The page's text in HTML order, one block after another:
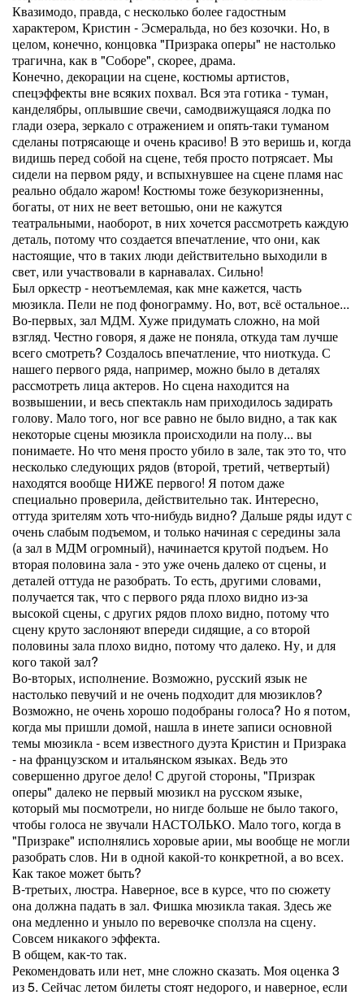
Квазимодо, правда, с несколько более гадостным
характером, Кристин - Эсмеральда, но без козочки. Но, в
целом, конечно, концовка "Призрака оперы" не настолько
трагична, как в "Соборе", скорее, драма.
Конечно, декорации на сцене, костюмы артистов,
спецэффекты вне всяких похвал. Вся эта готика - туман,
канделябры, оплывшие свечи, самодвижущаяся лодка по
глади озера, зеркало с отражением и опять-таки туманом
сделаны потрясающе и очень красиво! В это веришь и, когда
видишь перед собой на сцене, тебя просто потрясает. Мы
сидели на первом ряду, и вспыхнувшее на сцене пламя нас
реально обдало жаром! Костюмы тоже безукоризненны,
богаты, от них не веет ветошью, они не кажутся
театральными, наоборот, в них хочется рассмотреть каждую
деталь, потому что создается впечатление, что они, как
настоящие, что в таких люди действительно выходили в
свет, или участвовали в карнавалах. Сильно!
Был оркестр - неотъемлемая, как мне кажется, часть
мюзикла. Пели не под фонограмму. Но, вот, всё остальное...
Во-первых, зал МДМ. Хуже придумать сложно, на мой
взгляд. Честно говоря, я даже не поняла, откуда там лучше
всего смотреть? Создалось впечатление, что ниоткуда. С
нашего первого ряда, например, можно было в деталях
рассмотреть лица актеров. Но сцена находится на
возвышении, и весь спектакль нам приходилось задирать
голову. Мало того, ног все равно не было видно, а так как
некоторые сцены мюзикла происходили на полу... вы
понимаете. Но что меня просто убило в зале, так это то, что
несколько следующих рядов (второй, третий, четвертый)
находятся вообще НИЖЕ первого! Я потом даже
специально проверила, действительно так. Интересно,
оттуда зрителям хоть что-нибудь видно? Дальше ряды идут с
очень слабым подъемом, и только начиная с середины зала
(а зал в МДМ огромный), начинается крутой подъем. Но
вторая половина зала - это уже очень далеко от сцены, и
деталей оттуда не разобрать. То есть, другими словами,
получается так, что с первого ряда плохо видно из-за
высокой сцены, с других рядов плохо видно, потому что
сцену круто заслоняют впереди сидящие, а со второй
половины зала плохо видно, потому что далеко. Ну, и для
кого такой зал?
Во-вторых, исполнение. Возможно, русский язык не
настолько певучий и не очень подходит для мюзиклов?
Возможно, не очень хорошо подобраны голоса? Но я потом,
когда мы пришли домой, нашла в инете записи основной
темы мюзикла - всем известного дуэта Кристин и Призрака
- на французском и итальянском языках. Ведь это
совершенно другое дело! С другой стороны, "Призрак
оперы" далеко не первый мюзикл на русском языке,
который мы посмотрели, но нигде больше не было такого,
чтобы голоса не звучали НАСТОЛЬКО. Мало того, когда в
"Призраке" исполнялись хоровые арии, мы вообще не могли
разобрать слов. Ни в одной какой-то конкретной, а во всех.
Как такое может быть?
В-третьих, люстра. Наверное, все в курсе, что по сюжету
она должна падать в зал. Фишка мюзикла такая. Здесь же
она медленно и уныло по веревочке сползла на сцену.
Совсем никакого эффекта.
В общем, как-то так.
Рекомендовать или нет, мне сложно сказать. Моя оценка 3
из 5. Сейчас летом билеты стоят недорого, и наверное, если